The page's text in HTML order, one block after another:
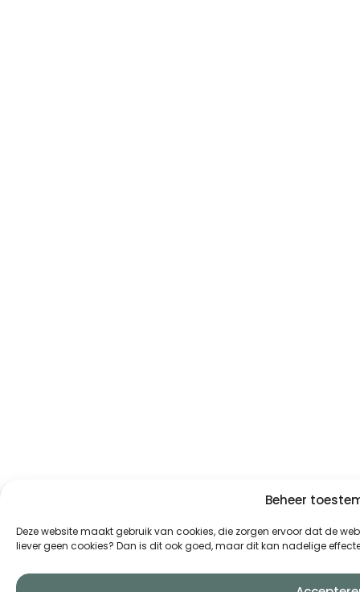
Beheer
Deze website maakt gebruik van cookies, die zorgen ervoor dat de
liever geen cookies? Dan is dit ook goed, maar dit kan nadelige